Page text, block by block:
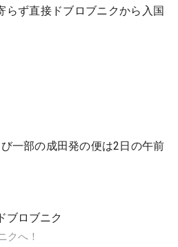
らず直接ドブロブニクから入国
一部の成田発の便は2日の午前
クへ！